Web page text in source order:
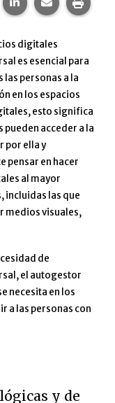
digitales
es esencial para
personas a la
en los espacios
esto significa
pueden acceder a la
por ella y
pensar en hacer
al mayor
incluidas las que
medios visuales,
de
el autogestor
necesita en los
a las personas con
y de